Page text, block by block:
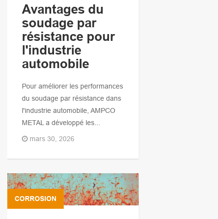
Avantages du
soudage par
résistance pour
l'industrie
automobile
Pour améliorer les performances
du soudage par résistance dans
l'industrie automobile, AMPCO
METAL a développé les...
mars 30, 2026
CORROSION